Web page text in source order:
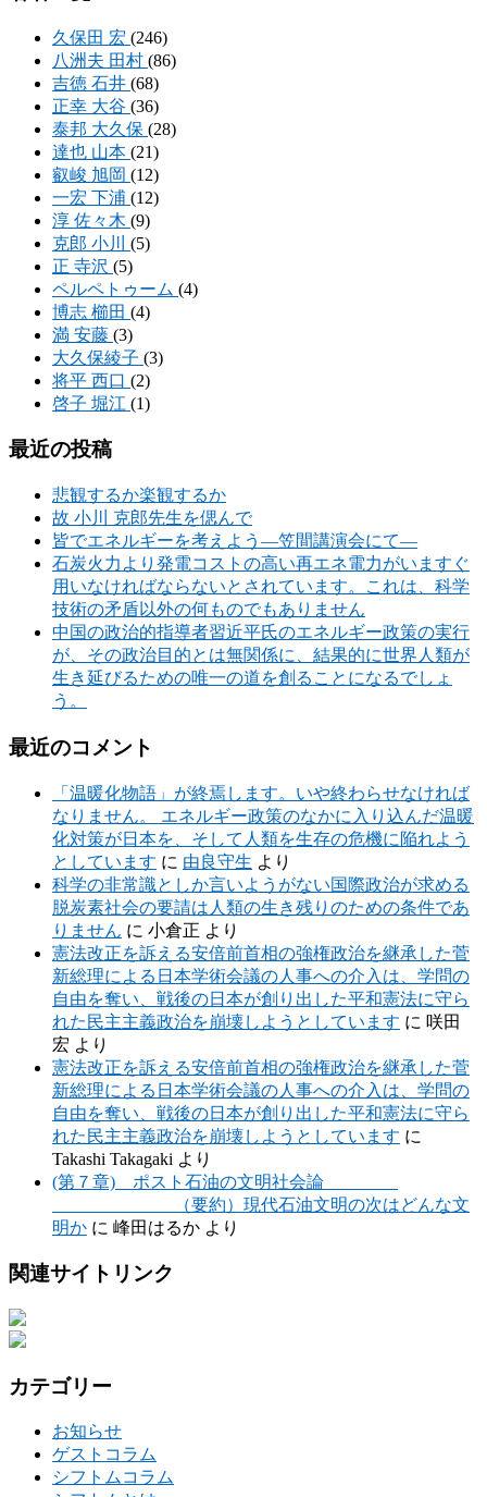
久保田 宏 (246)
八洲夫 田村 (86)
吉徳 石井 (68)
正幸 大谷 (36)
泰邦 大久保 (28)
達也 山本 (21)
叡峻 旭岡 (12)
一宏 下浦 (12)
淳 佐々木 (9)
克郎 小川 (5)
正 寺沢 (5)
ペルペトゥーム (4)
博志 櫛田 (4)
満 安藤 (3)
大久保綾子 (3)
将平 西口 (2)
啓子 堀江 (1)
最近の投稿
悲観するか楽観するか
故 小川 克郎先生を偲んで
皆でエネルギーを考えよう―笠間講演会にて―
石炭火力より発電コストの高い再エネ電力がいますぐ
用いなければならないとされています。これは、科学
技術の矛盾以外の何ものでもありません
中国の政治的指導者習近平氏のエネルギー政策の実行
が、その政治目的とは無関係に、結果的に世界人類が
生き延びるための唯一の道を創ることになるでしょ
う。
最近のコメント
「温暖化物語」が終焉します。いや終わらせなければ
なりません。 エネルギー政策のなかに入り込んだ温暖
化対策が日本を、そして人類を生存の危機に陥れよう
としています に 由良守生 より
科学の非常識としか言いようがない国際政治が求める
脱炭素社会の要請は人類の生き残りのための条件であ
りません に 小倉正 より
憲法改正を訴える安倍前首相の強権政治を継承した菅
新総理による日本学術会議の人事への介入は、学問の
自由を奪い、戦後の日本が創り出した平和憲法に守ら
れた民主主義政治を崩壊しようとしています に 咲田
宏 より
憲法改正を訴える安倍前首相の強権政治を継承した菅
新総理による日本学術会議の人事への介入は、学問の
自由を奪い、戦後の日本が創り出した平和憲法に守ら
れた民主主義政治を崩壊しようとしています に
Takashi Takagaki より
(第７章) ポスト石油の文明社会論
（要約）現代石油文明の次はどんな文
明か に 峰田はるか より
関連サイトリンク
カテゴリー
お知らせ
ゲストコラム
シフトムコラム